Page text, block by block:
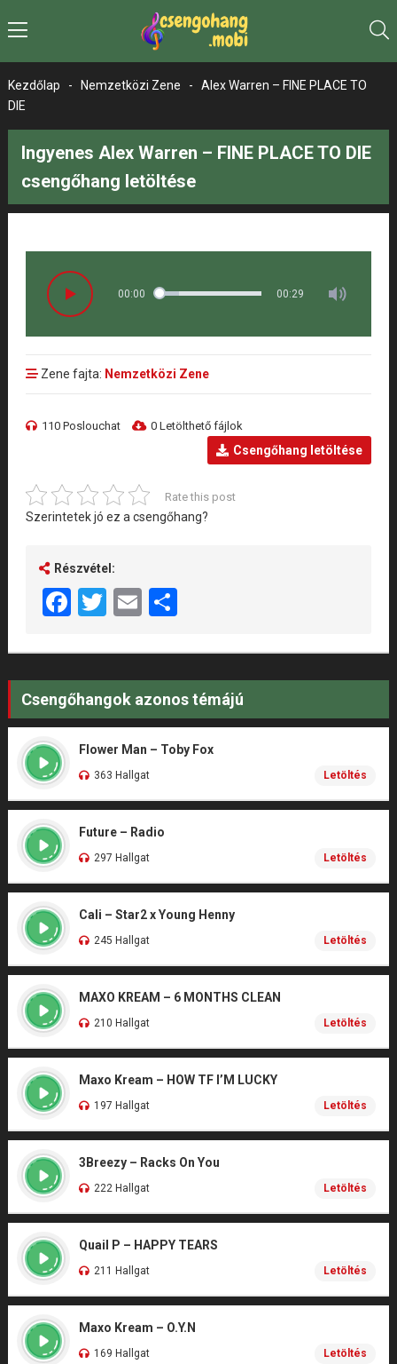
Kezdőlap - Nemzetközi Zene -
Alex Warren – FINE PLACE TO
DIE
Ingyenes Alex Warren – FINE PLACE TO DIE
csengőhang letöltése
00:00 00:29
Zene fajta: Nemzetközi Zene
110 Poslouchat 0 Letölthető fájlok
Csengőhang letöltése
Rate this post
Szerintetek jó ez a csengőhang?
Részvétel:
Facebook
Twitter
EmailShare
Csengőhangok azonos témájú
Flower Man – Toby Fox
363 Hallgat Letöltés
Future – Radio
297 Hallgat Letöltés
Cali – Star2 x Young Henny
245 Hallgat Letöltés
MAXO KREAM – 6 MONTHS CLEAN
210 Hallgat Letöltés
Maxo Kream – HOW TF I’M LUCKY
197 Hallgat Letöltés
3Breezy – Racks On You
222 Hallgat Letöltés
Quail P – HAPPY TEARS
211 Hallgat Letöltés
Maxo Kream – O.Y.N
169 Hallgat Letöltés